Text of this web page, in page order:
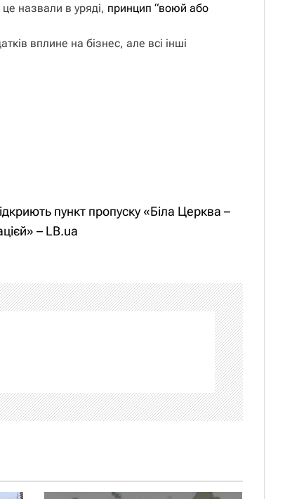
назвали в уряді, принцип “воюй або
вплине на бізнес, але всі інші
пункт пропуску «Біла Церква –
– LB.ua